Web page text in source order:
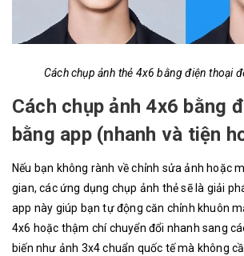
Cách chụp ảnh thẻ 4x6 bằng điện thoại
Cách chụp ảnh 4x6 bằng
bằng app (nhanh và tiện
Nếu bạn không rành về chỉnh sửa ảnh hoặc
gian, các ứng dụng chụp ảnh thẻ sẽ là giải
app này giúp bạn tự động căn chỉnh khuôn
4x6 hoặc thậm chí chuyển đổi nhanh sang
biến như ảnh 3x4 chuẩn quốc tế mà không